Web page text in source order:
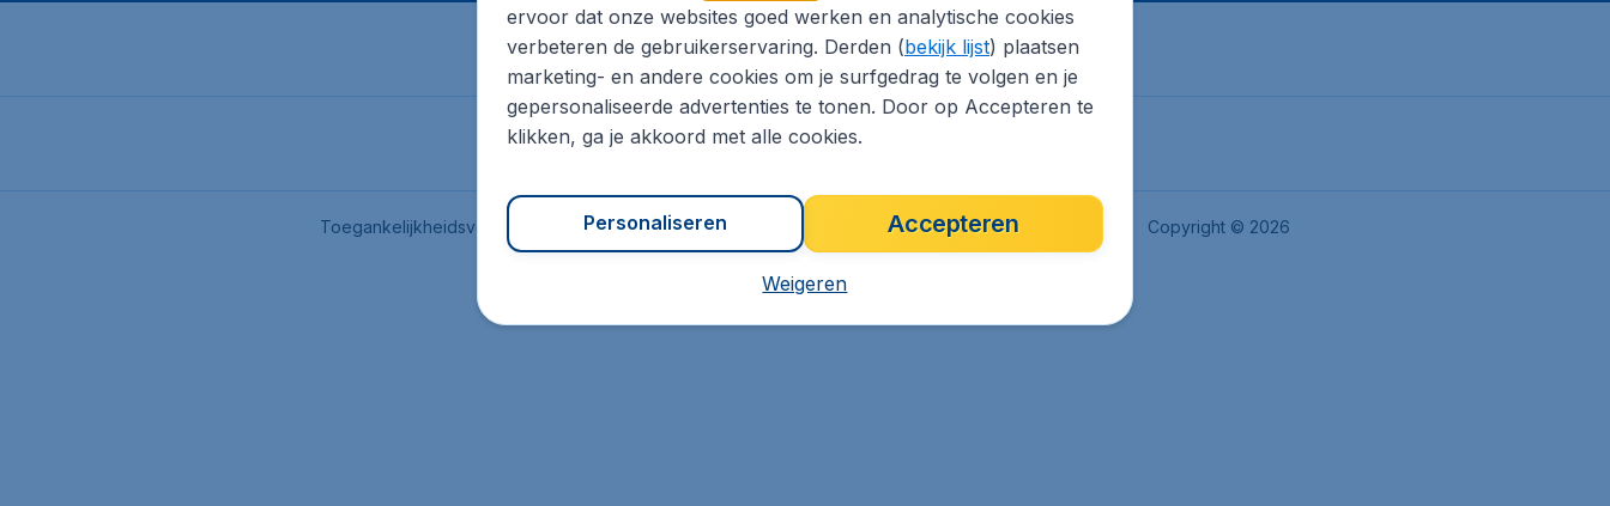
Toegankelijkheidsverklaring Algemene voorwaarden Privacybeleid Copyright © 2026
ervoor dat onze websites goed werken en analytische cookies
verbeteren de gebruikerservaring. Derden (bekijk lijst) plaatsen
marketing- en andere cookies om je surfgedrag te volgen en je
gepersonaliseerde advertenties te tonen. Door op Accepteren te
klikken, ga je akkoord met alle cookies.
Accepteren
Personaliseren
Weigeren